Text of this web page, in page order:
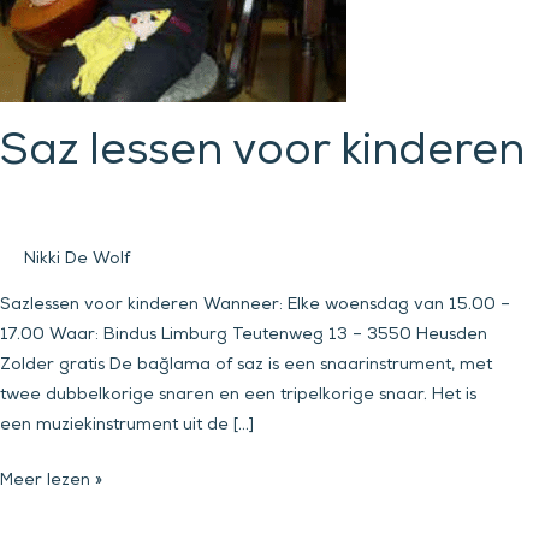
Saz lessen voor kinderen
Nikki De Wolf
Sazlessen voor kinderen Wanneer: Elke woensdag van 15.00 –
17.00 Waar: Bindus Limburg Teutenweg 13 – 3550 Heusden
Zolder gratis De bağlama of saz is een snaarinstrument, met
twee dubbelkorige snaren en een tripelkorige snaar. Het is
een muziekinstrument uit de […]
Meer lezen »